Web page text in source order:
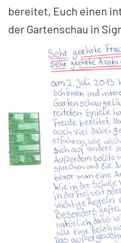
bereitet, Euch einen
der Gartenschau in